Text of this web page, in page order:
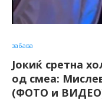
забава
Јокиќ сретна
од смеа:
(ФОТО и